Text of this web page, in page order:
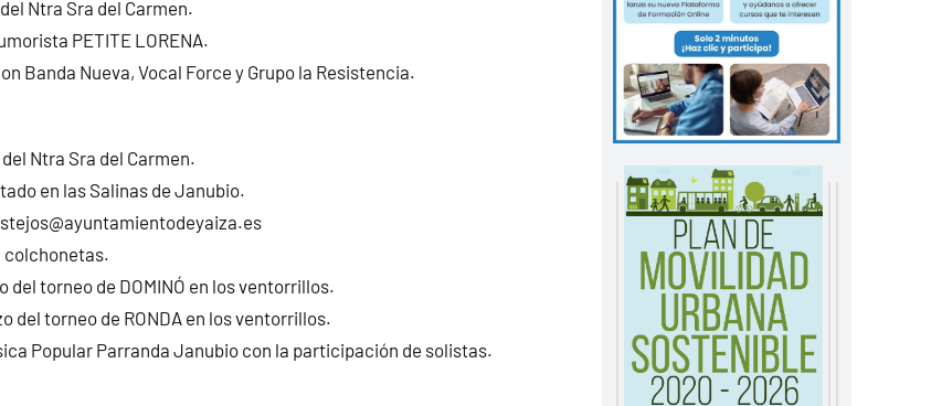
Ntra Sra del Carmen.
PETITE LORENA.
Banda Nueva, Vocal Force y Grupo la Resistencia.
Ntra Sra del Carmen.
en las Salinas de Janubio.
colchonetas.
del torneo de DOMINÓ en los ventorrillos.
del torneo de RONDA en los ventorrillos.
Popular Parranda Janubio con la participación de solistas.